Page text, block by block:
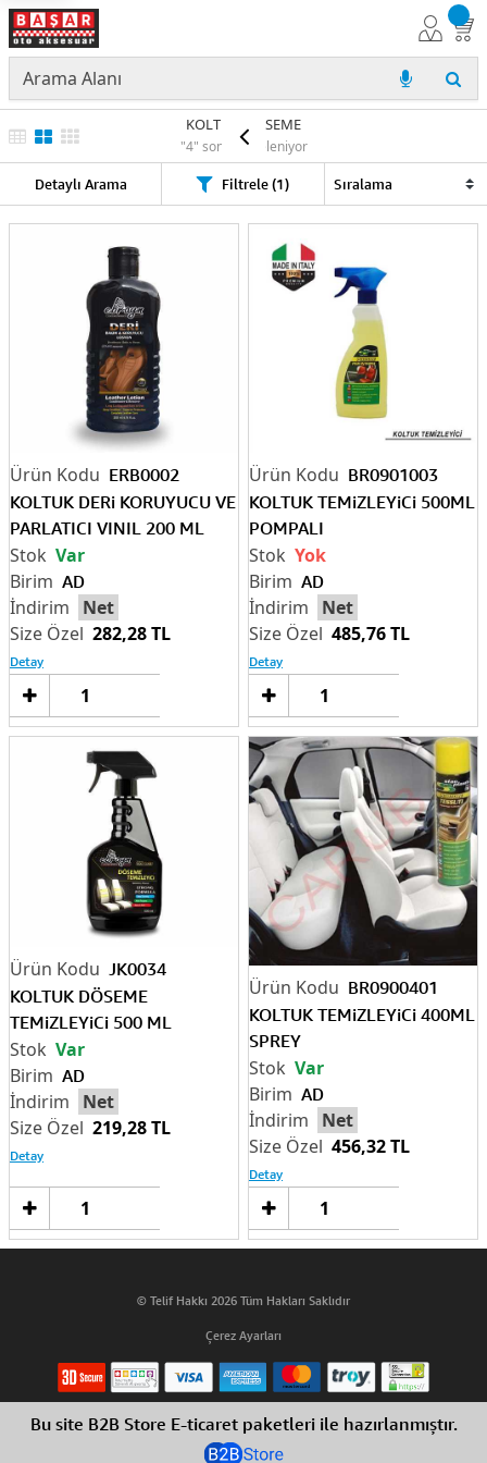
KOLTUK-DÖSEME
"4" sonuç listeleniyor
Detaylı Arama Filtrele (1)
ERB0002
KOLTUK DERi KORUYUCU VE
PARLATICI VINIL 200 ML
AD
Net
282,28 TL
Var
Detay
Sepete
BR0901003
KOLTUK TEMiZLEYiCi 500ML
POMPALI
AD
Net
485,76 TL
Yok
Detay
JK0034
KOLTUK DÖSEME
TEMiZLEYiCi 500 ML
AD
Net
219,28 TL
Var
Detay
Sepete
BR0900401
KOLTUK TEMiZLEYiCi 400ML
SPREY
AD
Net
456,32 TL
Var
Detay
© Telif Hakkı 2026 Tüm Hakları Saklıdır
Çerez Ayarları
Bu site B2B Store E-ticaret paketleri ile hazırlanmıştır.